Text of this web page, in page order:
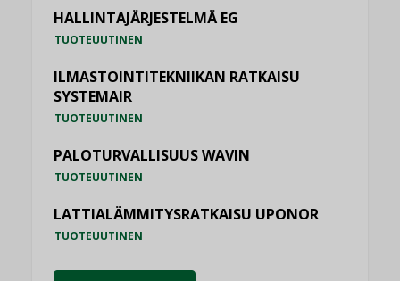
HALLINTAJÄRJESTELMÄ EG
TUOTEUUTINEN
ILMASTOINTITEKNIIKAN RATKAISU
SYSTEMAIR
TUOTEUUTINEN
PALOTURVALLISUUS WAVIN
TUOTEUUTINEN
LATTIALÄMMITYSRATKAISU UPONOR
TUOTEUUTINEN